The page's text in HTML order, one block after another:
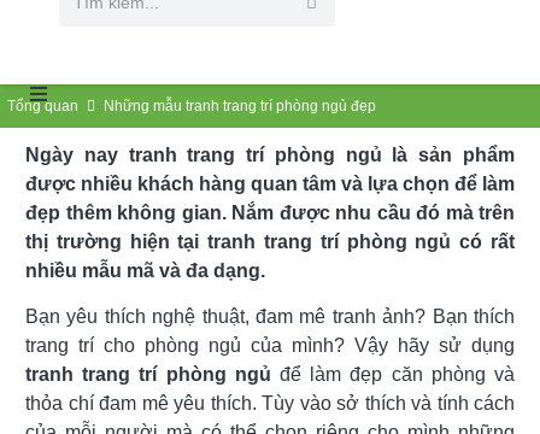
Tổng quan Những mẫu tranh trang trí phòng ngủ đẹp
Ngày nay tranh trang trí phòng ngủ là sản phẩm
được nhiều khách hàng quan tâm và lựa chọn để làm
đẹp thêm không gian. Nắm được nhu cầu đó mà trên
thị trường hiện tại tranh trang trí phòng ngủ có rất
nhiều mẫu mã và đa dạng.
Bạn yêu thích nghệ thuật, đam mê tranh ảnh? Bạn thích
trang trí cho phòng ngủ của mình? Vậy hãy sử dụng
tranh trang trí phòng ngủ để làm đẹp căn phòng và
thỏa chí đam mê yêu thích. Tùy vào sở thích và tính cách